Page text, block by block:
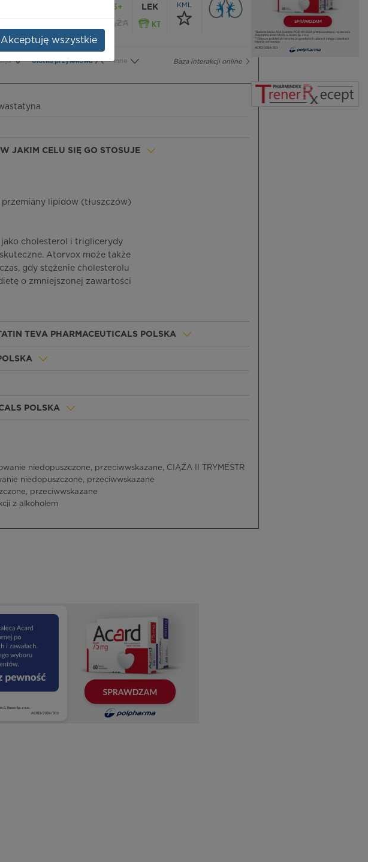
65+
CIĄŻA
LEK
KML
Baza interakcji online
Ulotka przylekowa Inne
JAKIM CELU SIĘ GO STOSUJE
lipidów (tłuszczów)
cholesterol i triglicerydy
Atorvox może także
gdy stężenie cholesterolu
o zmniejszonej zawartości
TEVA PHARMACEUTICALS POLSKA
POLSKA
niedopuszczone, przeciwwskazane, CIĄŻA II TRYMESTR
niedopuszczone, przeciwwskazane
przeciwwskazane
z alkoholem
Akceptuję wszystkie